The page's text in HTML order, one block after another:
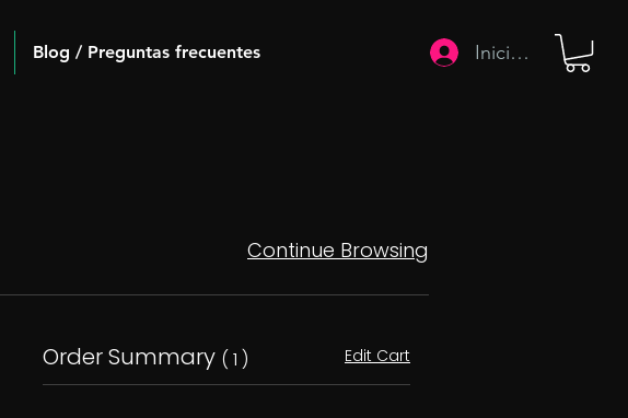
Blog / Preguntas frecuentes Iniciar sesión
Continue Browsing
Order Summary ( 1 ) Edit Cart